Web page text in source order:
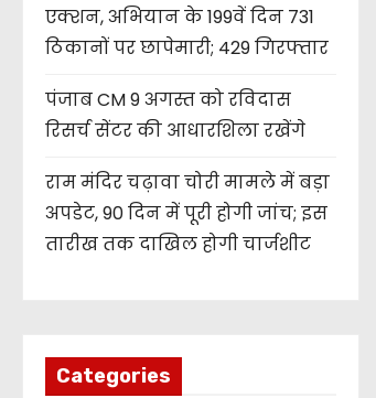
एक्शन, अभियान के 199वें दिन 731
ठिकानों पर छापेमारी; 429 गिरफ्तार
पंजाब CM 9 अगस्त को रविदास
रिसर्च सेंटर की आधारशिला रखेंगे
राम मंदिर चढ़ावा चोरी मामले में बड़ा
अपडेट, 90 दिन में पूरी होगी जांच; इस
तारीख तक दाखिल होगी चार्जशीट
Categories